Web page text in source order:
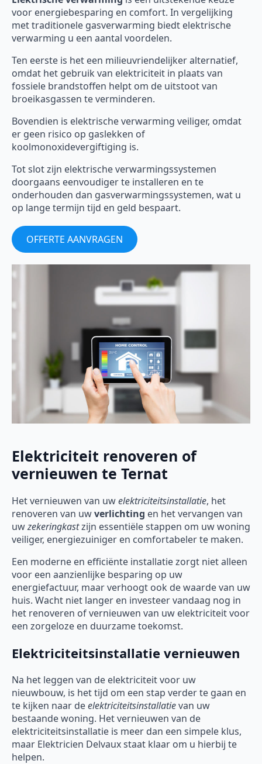
voor energiebesparing en comfort. In vergelijking
met traditionele gasverwarming biedt elektrische
verwarming u een aantal voordelen.
Ten eerste is het een milieuvriendelijker alternatief,
omdat het gebruik van elektriciteit in plaats van
fossiele brandstoffen helpt om de uitstoot van
broeikasgassen te verminderen.
Bovendien is elektrische verwarming veiliger, omdat
er geen risico op gaslekken of
koolmonoxidevergiftiging is.
Tot slot zijn elektrische verwarmingssystemen
doorgaans eenvoudiger te installeren en te
onderhouden dan gasverwarmingssystemen, wat u
op lange termijn tijd en geld bespaart.
OFFERTE AANVRAGEN
Elektriciteit renoveren of
vernieuwen te Ternat
Het vernieuwen van uwelektriciteitsinstallatie, het
renoveren van uwverlichting en het vervangen van
uwzekeringkastzijn essentiële stappen om uw woning
veiliger, energiezuiniger en comfortabeler te maken.
Een moderne en efficiënte installatie zorgt niet alleen
voor een aanzienlijke besparing op uw
energiefactuur, maar verhoogt ook de waarde van uw
huis. Wacht niet langer en investeer vandaag nog in
het renoveren of vernieuwen van uw elektriciteit voor
een zorgeloze en duurzame toekomst.
Elektriciteitsinstallatie vernieuwen
Na het leggen van de elektriciteit voor uw
nieuwbouw, is het tijd om een stap verder te gaan en
te kijken naar deelektriciteitsinstallatievan uw
bestaande woning. Het vernieuwen van de
elektriciteitsinstallatie is meer dan een simpele klus,
maar Elektricien Delvaux staat klaar om u hierbij te
helpen.